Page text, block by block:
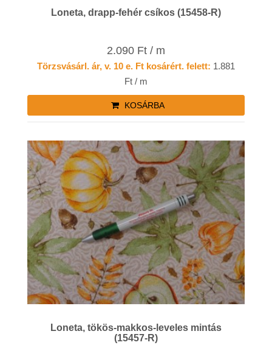
Loneta, drapp-fehér csíkos (15458-R)
2.090 Ft / m
Törzsvásárl. ár, v. 10 e. Ft kosárért. felett: 1.881
Ft / m
KOSÁRBA
Loneta, tökös-makkos-leveles mintás
(15457-R)